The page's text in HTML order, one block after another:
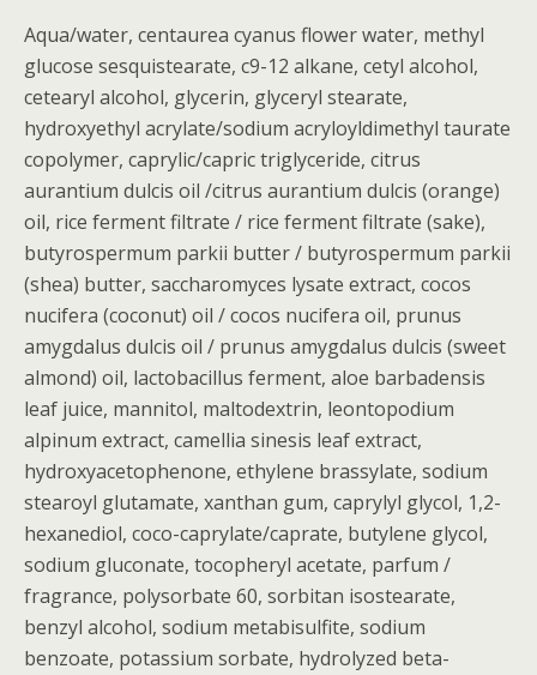
Aqua/water, centaurea cyanus flower water, methyl
glucose sesquistearate, c9-12 alkane, cetyl alcohol,
cetearyl alcohol, glycerin, glyceryl stearate,
hydroxyethyl acrylate/sodium acryloyldimethyl taurate
copolymer, caprylic/capric triglyceride, citrus
aurantium dulcis oil /citrus aurantium dulcis (orange)
oil, rice ferment filtrate / rice ferment filtrate (sake),
butyrospermum parkii butter / butyrospermum parkii
(shea) butter, saccharomyces lysate extract, cocos
nucifera (coconut) oil / cocos nucifera oil, prunus
amygdalus dulcis oil / prunus amygdalus dulcis (sweet
almond) oil, lactobacillus ferment, aloe barbadensis
leaf juice, mannitol, maltodextrin, leontopodium
alpinum extract, camellia sinesis leaf extract,
hydroxyacetophenone, ethylene brassylate, sodium
stearoyl glutamate, xanthan gum, caprylyl glycol, 1,2-
hexanediol, coco-caprylate/caprate, butylene glycol,
sodium gluconate, tocopheryl acetate, parfum /
fragrance, polysorbate 60, sorbitan isostearate,
benzyl alcohol, sodium metabisulfite, sodium
benzoate, potassium sorbate, hydrolyzed beta-